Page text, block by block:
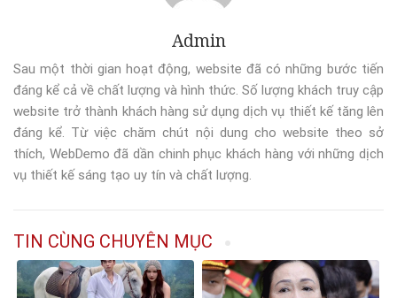
Admin
Sau một thời gian hoạt động, website đã có những bước tiến
đáng kể cả về chất lượng và hình thức. Số lượng khách truy cập
website trở thành khách hàng sử dụng dịch vụ thiết kế tăng lên
đáng kể. Từ việc chăm chút nội dung cho website theo sở
thích, WebDemo đã dần chinh phục khách hàng với những dịch
vụ thiết kế sáng tạo uy tín và chất lượng.
TIN CÙNG CHUYÊN MỤC